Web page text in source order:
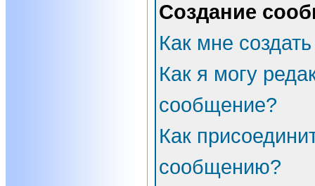
Создание
Как мне
Как я могу
сообщение?
Как
сообщению?